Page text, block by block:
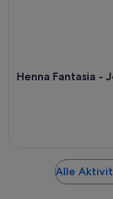
Henna Fantasia -
Alle